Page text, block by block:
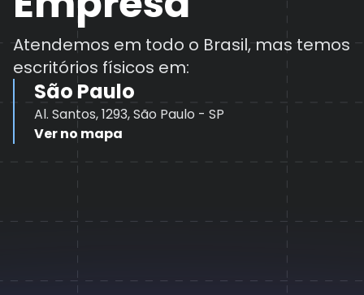
Atendemos em todo o Brasil, mas temos
escritórios físicos em:
São Paulo
Al. Santos, 1293, São Paulo - SP
Ver no mapa